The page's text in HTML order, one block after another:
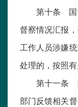
第十条 国
督察情况汇报
工作人员涉嫌
处理的，按照有
第十一条
部门反馈相关